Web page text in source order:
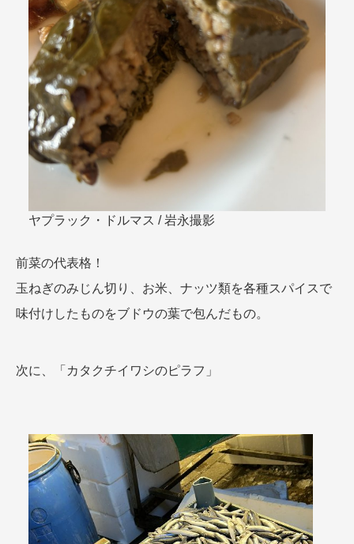
ヤプラック・ドルマス / 岩永撮影
前菜の代表格！
玉ねぎのみじん切り、お米、ナッツ類を各種スパイスで
味付けしたものをブドウの葉で包んだもの。
次に、「カタクチイワシのピラフ」